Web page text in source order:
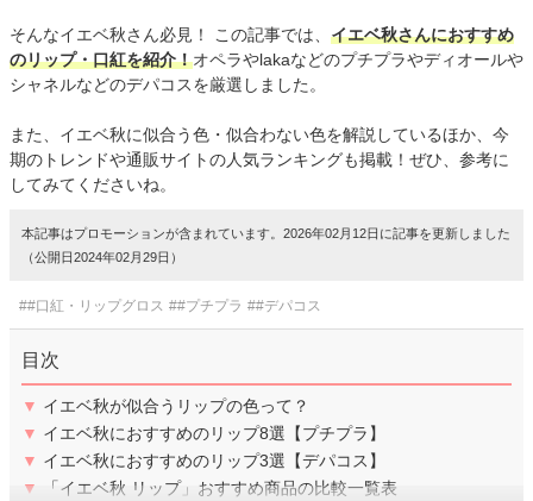
そんなイエベ秋さん必見！ この記事では、 イエベ秋さんにおすすめ
のリップ・口紅を紹介！オペラやlakaなどのプチプラやディオールや
シャネルなどのデパコスを厳選しました。
また、イエベ秋に似合う色・似合わない色を解説しているほか、今
期のトレンドや通販サイトの人気ランキングも掲載！ぜひ、参考に
してみてくださいね。
本記事はプロモーションが含まれています。2026年02月12日に記事を更新しました
（公開日2024年02月29日）
##口紅・リップグロス ##プチプラ ##デパコス
目次
▼ イエベ秋が似合うリップの色って？
▼ イエベ秋におすすめのリップ8選【プチプラ】
▼ イエベ秋におすすめのリップ3選【デパコス】
▼
「イエベ秋 リップ」おすすめ商品の比較一覧表